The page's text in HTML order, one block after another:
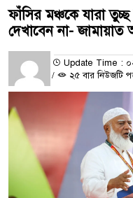
ফাঁসির মঞ্চকে যারা
দেখাবেন না- জামায়াত
Update Time :
/
২৫ বার নিউজটি